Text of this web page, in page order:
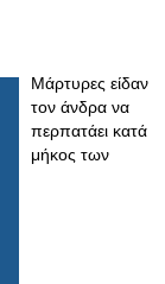
Μάρτυρες είδαν
τον άνδρα να
περπατάει κατά
μήκος των